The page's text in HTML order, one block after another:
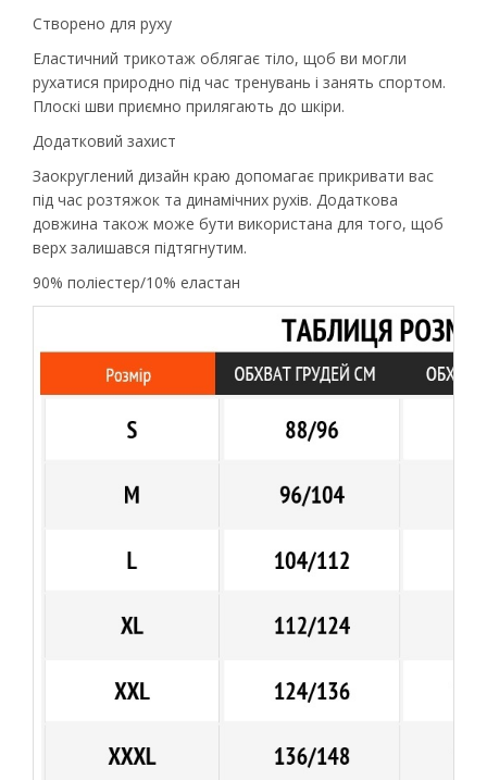
Створено для руху
Еластичний трикотаж облягає тіло, щоб ви могли
рухатися природно під час тренувань і занять спортом.
Плоскі шви приємно прилягають до шкіри.
Додатковий захист
Заокруглений дизайн краю допомагає прикривати вас
під час розтяжок та динамічних рухів. Додаткова
довжина також може бути використана для того, щоб
верх залишався підтягнутим.
90% поліестер/10% еластан